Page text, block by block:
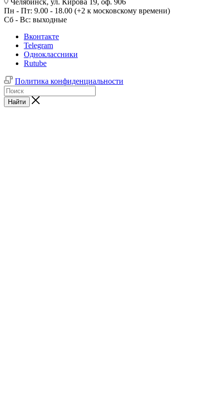
Пн - Пт: 9.00 - 18.00 (+2 к московскому времени)
Сб - Вс: выходные
Вконтакте
Telegram
Одноклассники
Rutube
Политика конфиденциальности
Найти